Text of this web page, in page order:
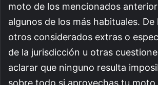
moto de los mencionados
algunos de los más habituales.
otros considerados extras o
de la jurisdicción u otras
aclarar que ninguno resulta
sobre todo si aprovechas tu moto